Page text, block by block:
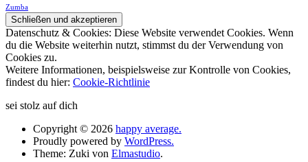
Zumba
Datenschutz & Cookies: Diese Website verwendet Cookies. Wenn
du die Website weiterhin nutzt, stimmst du der Verwendung von
Cookies zu.
Weitere Informationen, beispielsweise zur Kontrolle von Cookies,
findest du hier: Cookie-Richtlinie
sei stolz auf dich
Copyright © 2026 happy average.
Proudly powered by WordPress.
Theme: Zuki von Elmastudio.